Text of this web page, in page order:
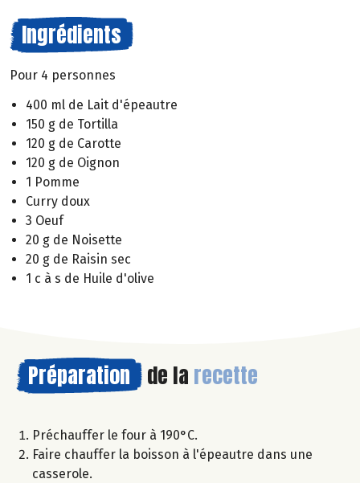
Ingrédients
Pour 4 personnes
400 ml de Lait d'épeautre
150 g de Tortilla
120 g de Carotte
120 g de Oignon
1 Pomme
Curry doux
3 Oeuf
20 g de Noisette
20 g de Raisin sec
1 c à s de Huile d'olive
Préparation de la recette
Préchauffer le four à 190°C.
Faire chauffer la boisson à l'épeautre dans une
casserole.